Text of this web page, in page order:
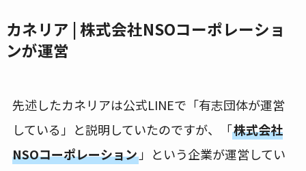
カネリア | 株式会社NSOコーポレーショ
ンが運営
先述したカネリアは公式LINEで「有志団体が運営
している」と説明していたのですが、「株式会社
NSOコーポレーション」という企業が運営してい